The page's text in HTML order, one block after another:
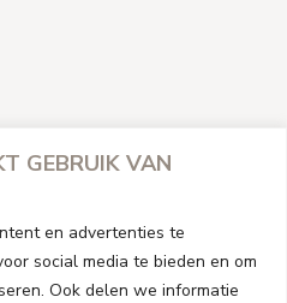
GEBRUIK VAN
en advertenties te
social media te bieden en om
Ook delen we informatie